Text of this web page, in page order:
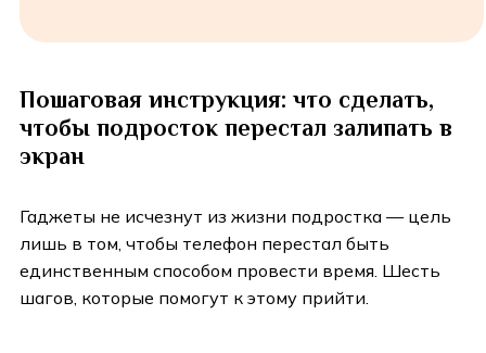
Пошаговая инструкция: что сделать,
чтобы подросток перестал залипать в
экран
Гаджеты не исчезнут из жизни подростка — цель
лишь в том, чтобы телефон перестал быть
единственным способом провести время. Шесть
шагов, которые помогут к этому прийти.